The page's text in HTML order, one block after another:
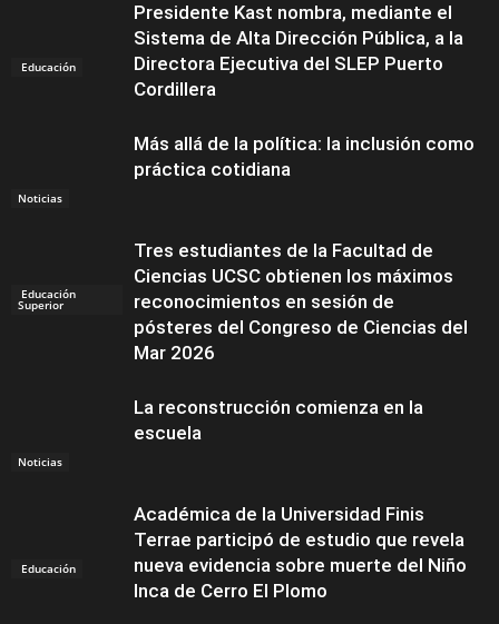
Educación
Presidente Kast nombra, mediante el
Sistema de Alta Dirección Pública, a la
Directora Ejecutiva del SLEP Puerto
Cordillera
Noticias
Más allá de la política: la inclusión como
práctica cotidiana
Educación
Superior
Tres estudiantes de la Facultad de
Ciencias UCSC obtienen los máximos
reconocimientos en sesión de
pósteres del Congreso de Ciencias del
Mar 2026
Noticias
La reconstrucción comienza en la
escuela
Educación
Académica de la Universidad Finis
Terrae participó de estudio que revela
nueva evidencia sobre muerte del Niño
Inca de Cerro El Plomo